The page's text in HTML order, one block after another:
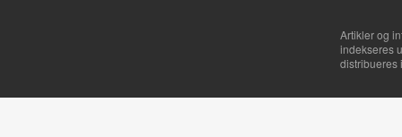
Artikler og
indekseres
distribueres